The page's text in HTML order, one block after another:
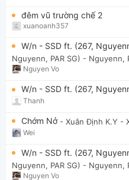
đêm vũ trường chế 2
xuanoanh357
W/n - SSD ft. (267,
Nguyenn, PAR SG) - Nguyenn,
Nguyen Vo
W/n - SSD ft. (267,
Thanh
Chớm Nở - Xuân Định K.Y -
Wei
W/n - SSD ft. (267,
Nguyenn, PAR SG) - Nguyenn,
Nguyen Vo